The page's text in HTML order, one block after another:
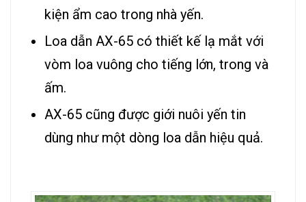
kiện ẩm cao trong nhà yến.
Loa dẫn AX-65 có thiết kế lạ mắt với
vòm loa vuông cho tiếng lớn, trong và
ấm.
AX-65 cũng được giới nuôi yến tin
dùng như một dòng loa dẫn hiệu quả.